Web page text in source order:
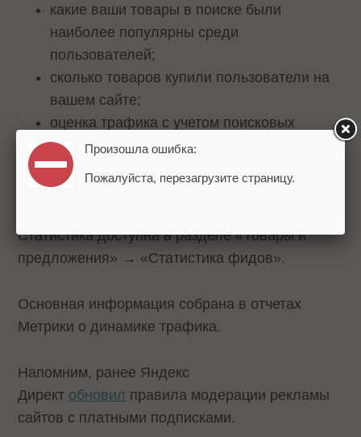
какие ваши товары в поиске были
наиболее популярны среди
пользователей;
сколько товаров купили пользователи на
вашем сайте;
оценка трафика с учетом поисковых
запросов;
сравнение вовлеченности пользователей,
пришедших из разных источников.
Статистика доступна в разделе «Товары и
предложения» → «Статистика фидов».
Основная информация собрана в отчетах
Метрики о динамике трафика.
Напомним, ранее Яндекс
Директ обновил правила модерации рекламы
сайтов с платными подписками.
Произошла ошибка:
Пожалуйста, перезагрузите страницу.